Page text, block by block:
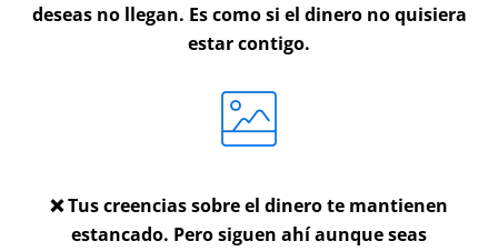
deseas no llegan. Es como si el dinero no quisiera
estar contigo.
❌ Tus creencias sobre el dinero te mantienen
estancado. Pero siguen ahí aunque seas